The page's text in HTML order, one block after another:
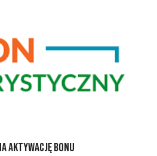
aktywację bonu